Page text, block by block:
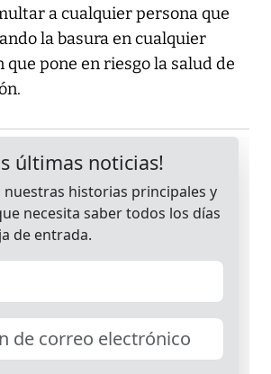
a cualquier persona que
la basura en cualquier
que pone en riesgo la salud de